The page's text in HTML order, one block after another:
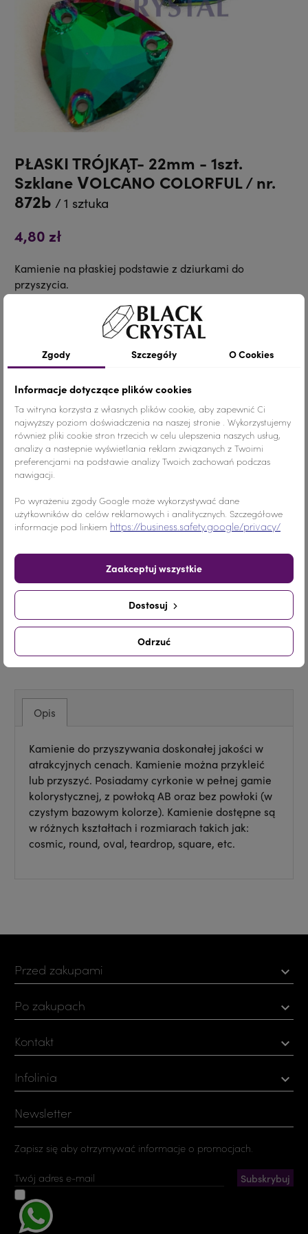
PŁASKI TRÓJKĄT- 22mm - 1szt.
Szklane VOLCANO COLORFUL / nr.
872b / 1 sztuka
4,80 zł
Kamienie na płaskiej podstawie z dziurkami do
przyszycia.
Szczegóły produktu
Materiał Szkło
Wymiary DUŻY ROZMIAR
Nr.Kategorii 872b
Dodaj do koszyka
Pinterest
Opis
Kamienie do przyszywania doskonałej jakości w
atrakcyjnych cenach. Kamienie można przykleić
lub przyszyć. Posiadamy cyrkonie w pełnej gamie
kolorystycznej, z powłoką AB oraz bez powłoki (w
czystym bazowym kolorze). Kamienie dostępne są
w różnych kształtach i rozmiarach takich jak:
cosmic, round, oval, teardrop, square, etc.
Przed zakupami 
Po zakupach 
Kontakt 
Infolinia 
Zgody Szczegóły O Cookies
Informacje dotyczące plików cookies
Ta witryna korzysta z własnych plików cookie, aby zapewnić Ci
najwyższy poziom doświadczenia na naszej stronie . Wykorzystujemy
również pliki cookie stron trzecich w celu ulepszenia naszych usług,
analizy a nastepnie wyświetlania reklam związanych z Twoimi
preferencjami na podstawie analizy Twoich zachowań podczas
nawigacji.
Po wyrażeniu zgody Google może wykorzystywać dane
użytkowników do celów reklamowych i analitycznych. Szczegółowe
informacje pod linkiem https://business.safety.google/privacy/
Odrzuć
Dostosuj
Zaakceptuj wszystkie
Newsletter
Zapisz się aby otrzymywać informacje o promocjach.
prywatności